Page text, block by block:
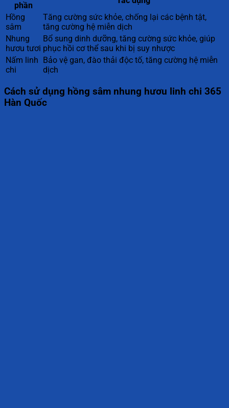
phần
Hồng
sâm
Tăng cường sức khỏe, chống lại các bệnh tật,
tăng cường hệ miễn dịch
Nhung
hươu tươi
Bổ sung dinh dưỡng, tăng cường sức khỏe, giúp
phục hồi cơ thể sau khi bị suy nhược
Nấm linh
chi
Bảo vệ gan, đào thải độc tố, tăng cường hệ miễn
dịch
Cách sử dụng hồng sâm nhung hươu linh chi 365
Hàn Quốc